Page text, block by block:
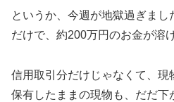
というか、今週が地獄過ぎまし
だけで、約200万円のお金が溶
信用取引分だけじゃなくて、現
保有したままの現物も、だだ下